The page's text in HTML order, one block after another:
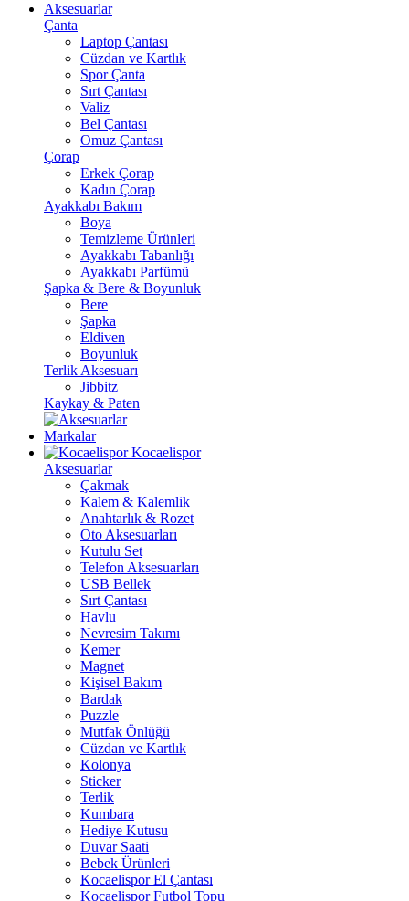
Aksesuarlar
Çanta
Laptop Çantası
Cüzdan ve Kartlık
Spor Çanta
Sırt Çantası
Valiz
Bel Çantası
Omuz Çantası
Çorap
Erkek Çorap
Kadın Çorap
Ayakkabı Bakım
Boya
Temizleme Ürünleri
Ayakkabı Tabanlığı
Ayakkabı Parfümü
Şapka & Bere & Boyunluk
Bere
Şapka
Eldiven
Boyunluk
Terlik Aksesuarı
Jibbitz
Kaykay & Paten
Markalar
Kocaelispor
Aksesuarlar
Çakmak
Kalem & Kalemlik
Anahtarlık & Rozet
Oto Aksesuarları
Kutulu Set
Telefon Aksesuarları
USB Bellek
Sırt Çantası
Havlu
Nevresim Takımı
Kemer
Magnet
Kişisel Bakım
Bardak
Puzzle
Mutfak Önlüğü
Cüzdan ve Kartlık
Kolonya
Sticker
Terlik
Kumbara
Hediye Kutusu
Duvar Saati
Bebek Ürünleri
Kocaelispor El Çantası
Kocaelispor Futbol Topu